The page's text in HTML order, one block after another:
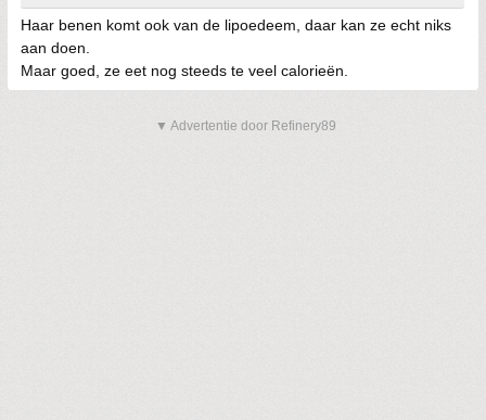
Haar benen komt ook van de lipoedeem, daar kan ze echt niks
aan doen.
Maar goed, ze eet nog steeds te veel calorieën.
▼ Advertentie door Refinery89